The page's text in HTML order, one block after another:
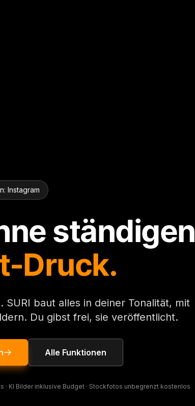
Instagram
ständigen
Druck.
baut alles in deiner Tonalität, mit
Du gibst frei, sie veröffentlicht.
Alle Funktionen
KI Bilder inklusive Budget · Stockfotos unbegrenzt kostenlos